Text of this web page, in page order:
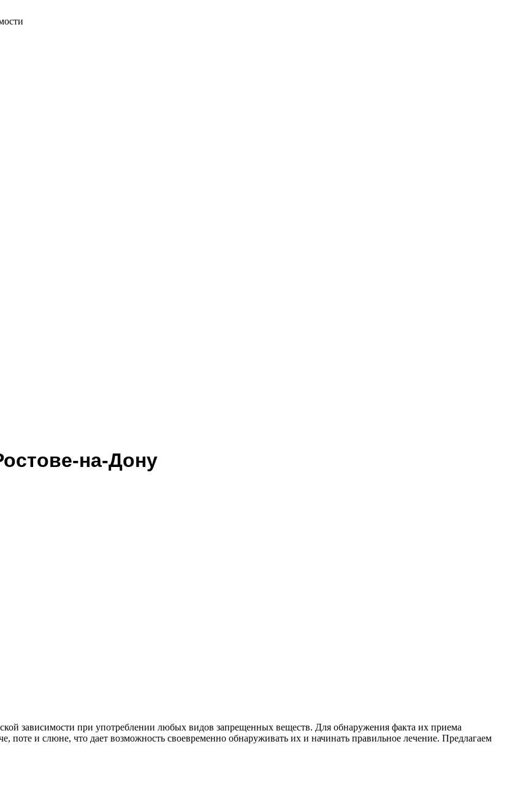
на-Дону
зависимости при употреблении любых видов запрещенных веществ. Для обнаружения факта их приема
поте и слюне, что дает возможность своевременно обнаруживать их и начинать правильное лечение. Предлагаем